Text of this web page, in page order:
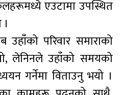
एउटामा उपस्थित
परिवार समाराको
लेनिनले उहाँको समयको
गर्नेमा विताउनु भयो ।